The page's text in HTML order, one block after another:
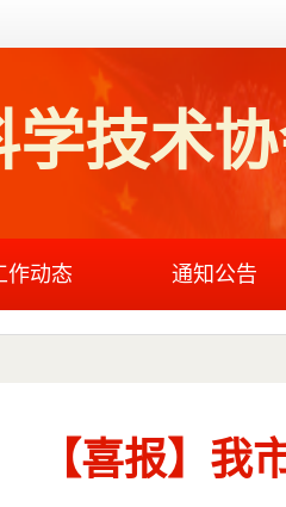
技术
作动态 通知公告
【喜报】我